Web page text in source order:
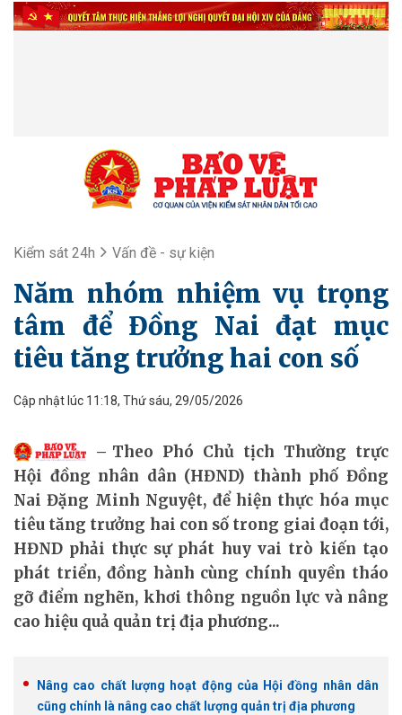
Kiểm sát 24h Vấn đề - sự kiện
Năm nhóm nhiệm vụ trọng
tâm để Đồng Nai đạt mục
tiêu tăng trưởng hai con số
Cập nhật lúc 11:18, Thứ sáu, 29/05/2026
Theo Phó Chủ tịch Thường trực
Hội đồng nhân dân (HĐND) thành phố Đồng
Nai Đặng Minh Nguyệt, để hiện thực hóa mục
tiêu tăng trưởng hai con số trong giai đoạn tới,
HĐND phải thực sự phát huy vai trò kiến tạo
phát triển, đồng hành cùng chính quyền tháo
gỡ điểm nghẽn, khơi thông nguồn lực và nâng
cao hiệu quả quản trị địa phương...
Nâng cao chất lượng hoạt động của Hội đồng nhân dân
cũng chính là nâng cao chất lượng quản trị địa phương